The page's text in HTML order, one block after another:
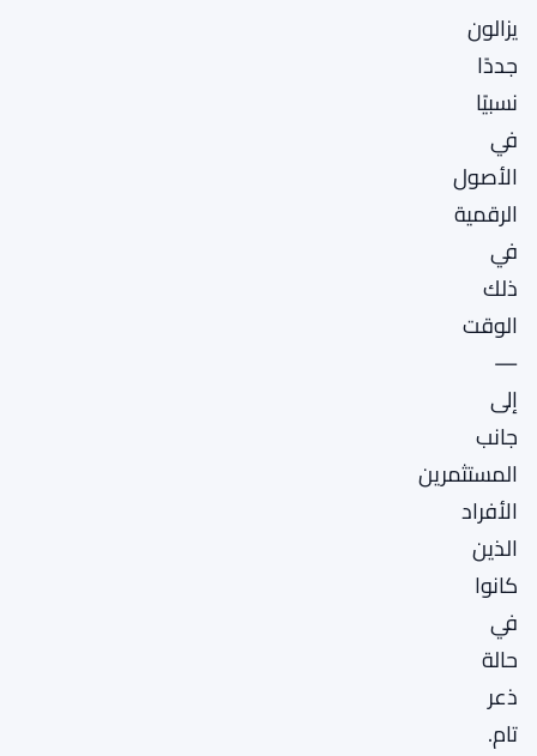
يزالون
جددًا
نسبيًا
في
الأصول
الرقمية
في
ذلك
الوقت
—
إلى
جانب
المستثمرين
الأفراد
الذين
كانوا
في
حالة
ذعر
تام.